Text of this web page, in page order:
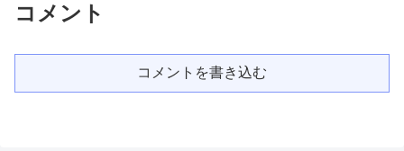
コメント
コメントを書き込む